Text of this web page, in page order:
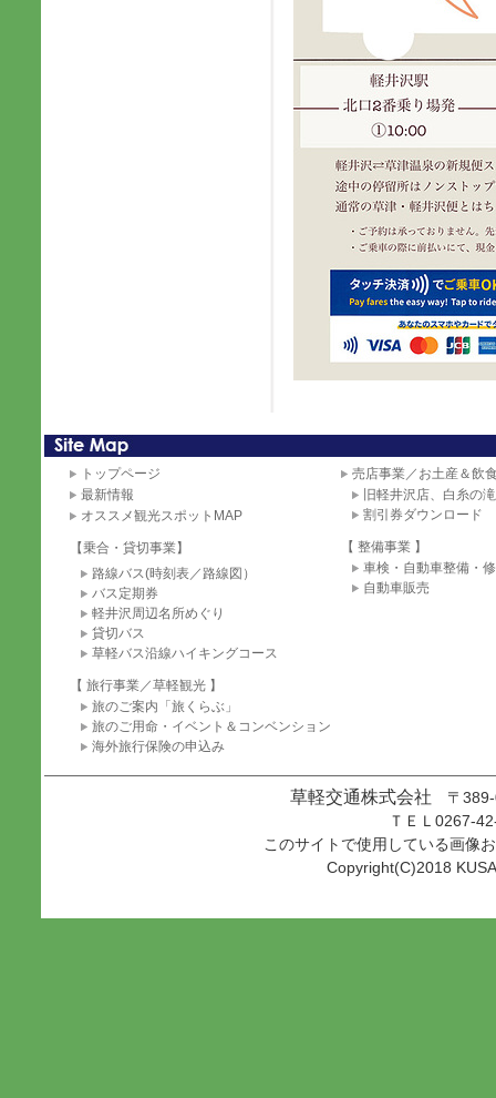
トップページ
最新情報
オススメ観光スポットMAP
【乗合・貸切事業】
路線バス(時刻表／路線図）
バス定期券
軽井沢周辺名所めぐり
貸切バス
草軽バス沿線ハイキングコース
【 旅行事業／草軽観光 】
旅のご案内「旅くらぶ」
旅のご用命・イベント＆コンベンション
海外旅行保険の申込み
売店事業／お土産＆飲
旧軽井沢店、白糸の
割引券ダウンロード
【 整備事業 】
車検・自動車整備・
自動車販売
草軽交通株式会社 〒389-
ＴＥＬ0267-
このサイトで使用している画像
Copyright(C)2018